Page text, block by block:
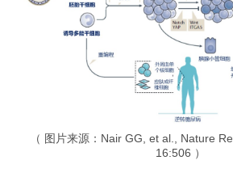
（ 图片来源：Nair GG, et al., Nature
16:506 ）